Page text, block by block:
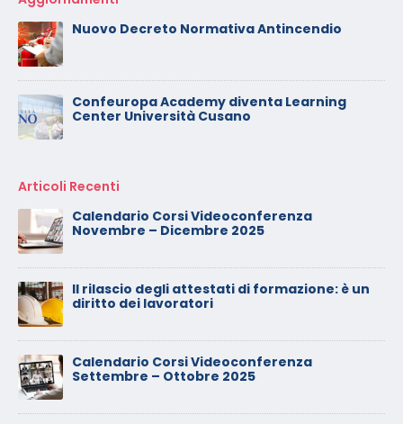
Nuovo Decreto Normativa Antincendio
Confeuropa Academy diventa Learning
Center Università Cusano
Articoli Recenti
Calendario Corsi Videoconferenza
Novembre – Dicembre 2025
Il rilascio degli attestati di formazione: è un
diritto dei lavoratori
Calendario Corsi Videoconferenza
Settembre – Ottobre 2025